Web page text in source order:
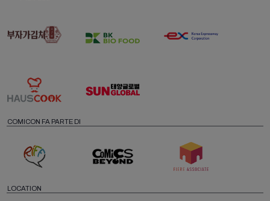
COMICON FA PARTE DI
LOCATION